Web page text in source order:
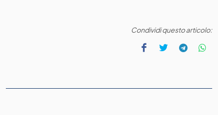
Condividi questo articolo: